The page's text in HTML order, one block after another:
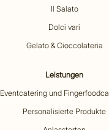
Il Salato
Dolci vari
Gelato & Cioccolateria
Leistungen
Eventcatering und
Personalisierte Produkte